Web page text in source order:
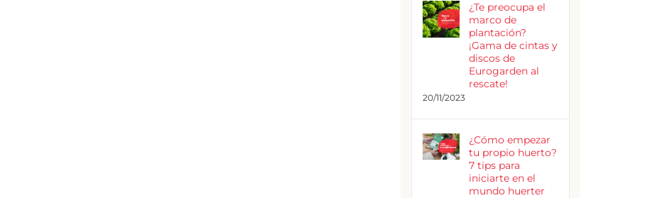
¿Te preocupa el
marco de
plantación?
¡Gama de cintas y
discos de
Eurogarden al
rescate!
20/11/2023
¿Cómo empezar
tu propio huerto?
7 tips para
iniciarte en el
mundo huerter